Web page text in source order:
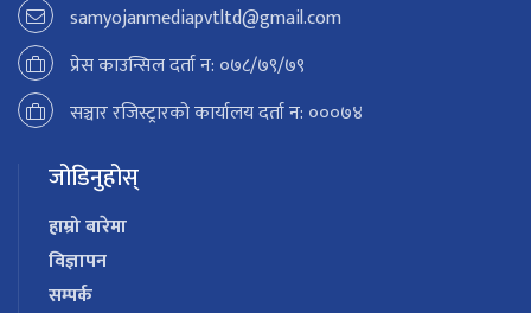
samyojanmediapvtltd@gmail.com
प्रेस काउन्सिल दर्ता न: ०७८/७९/७९
सञ्चार रजिस्ट्रारको कार्यालय दर्ता न: ०००७४
जोडिनुहोस्
हाम्रो बारेमा
विज्ञापन
सम्पर्क